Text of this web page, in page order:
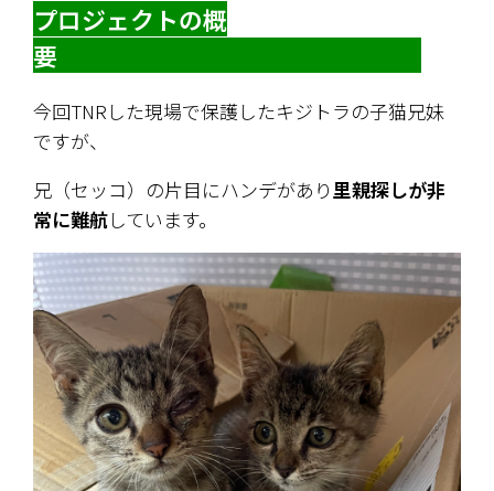
プロジェクトの概
要
今回TNRした現場で保護したキジトラの子猫兄妹
ですが、
兄（セッコ）の片目にハンデがあり里親探しが非
常に難航しています。